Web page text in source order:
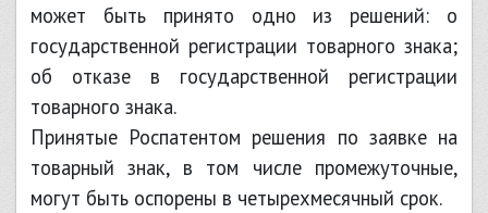
может быть принято одно из решений: о
государственной регистрации товарного знака;
об отказе в государственной регистрации
товарного знака.
Принятые Роспатентом решения по заявке на
товарный знак, в том числе промежуточные,
могут быть оспорены в четырехмесячный срок.